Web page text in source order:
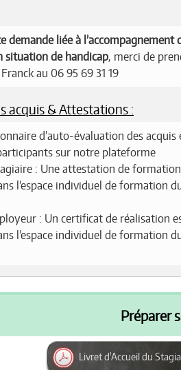
demande liée à l’accompagnement
situation de handicap, merci de
au 06 95 69 31 19
acquis & Attestations :
d'auto-évaluation des acquis
sur notre plateforme
: Une attestation de
l’espace individuel de formation
: Un certificat de réalisation
l’espace individuel de formation
Préparer
Livret d'Accueil du